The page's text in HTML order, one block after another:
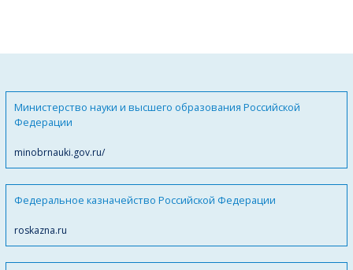
Министерство науки и высшего образования Российской
Федерации
minobrnauki.gov.ru/
Федеральное казначейство Российской Федерации
roskazna.ru